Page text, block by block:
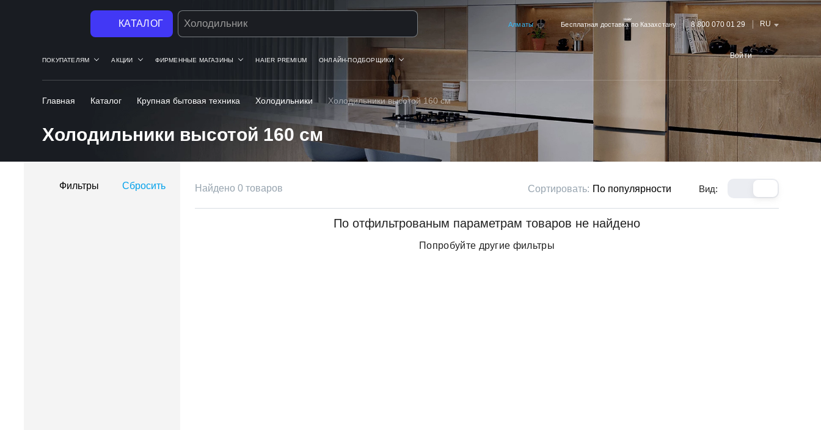
КАТАЛОГ
ПОКУПАТЕЛЯМ АКЦИИ ФИРМЕННЫЕ МАГАЗИНЫ HAIER PREMIUM ОНЛАЙН-ПОДБОРЩИКИ
Стиральная машина Алматы Бесплатная доставка по Казахстану 8 800 070 01 29 RU
Войти
Главная Каталог Крупная бытовая техника Холодильники Холодильники высотой 160 см
Холодильники высотой 160 см
Фильтры Сбросить Найдено 0 товаров Сортировать: По популярности Вид:
По отфильтрованым параметрам товаров не найдено
Попробуйте другие фильтры